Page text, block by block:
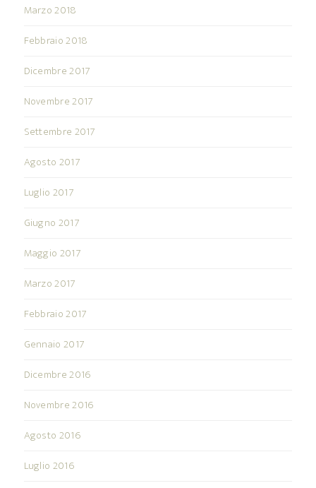
Marzo 2018
Febbraio 2018
Dicembre 2017
Novembre 2017
Settembre 2017
Agosto 2017
Luglio 2017
Giugno 2017
Maggio 2017
Marzo 2017
Febbraio 2017
Gennaio 2017
Dicembre 2016
Novembre 2016
Agosto 2016
Luglio 2016